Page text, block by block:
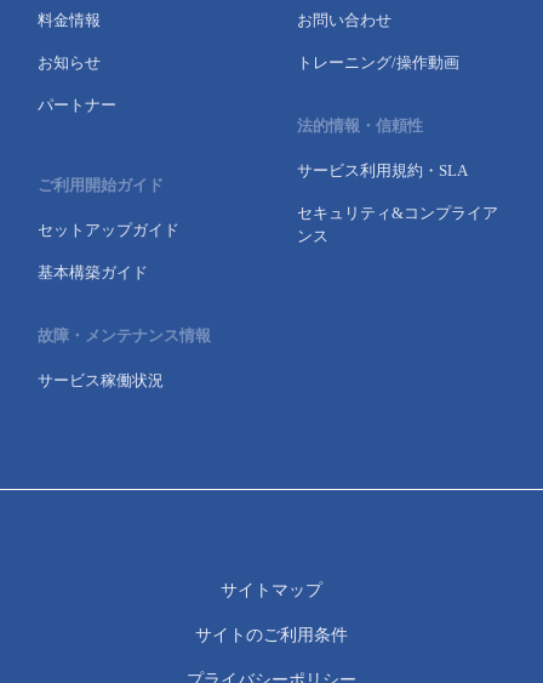
料金情報
お知らせ
パートナー
ご利用開始ガイド
セットアップガイド
基本構築ガイド
故障・メンテナンス情報
サービス稼働状況
お問い合わせ
トレーニング/操作動画
法的情報・信頼性
サービス利用規約・SLA
セキュリティ&コンプライア
ンス
サイトマップ
サイトのご利用条件